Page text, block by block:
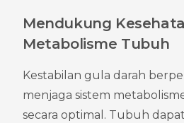
Mendukung
Metabolisme Tubuh
Kestabilan gula darah
menjaga sistem
secara optimal. Tubuh